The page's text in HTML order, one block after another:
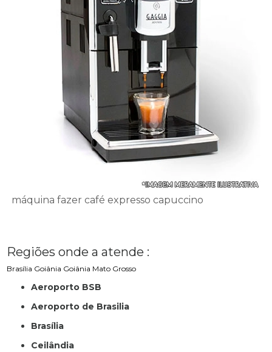
máquina fazer café expresso capuccino
Regiões onde a atende :
Brasília Goiânia Goiânia Mato Grosso
Aeroporto BSB
Aeroporto de Brasilia
Brasília
Ceilândia